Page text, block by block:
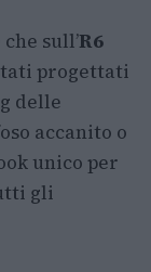
sull’R6
progettati
delle
accanito o
unico per
gli